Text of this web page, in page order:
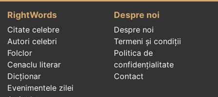
RightWords
Citate celebre
Autori celebri
Folclor
Cenaclu literar
Dicționar
Evenimentele zilei
Despre noi
Despre noi
Termeni și condiții
Politica de
confidenţialitate
Contact